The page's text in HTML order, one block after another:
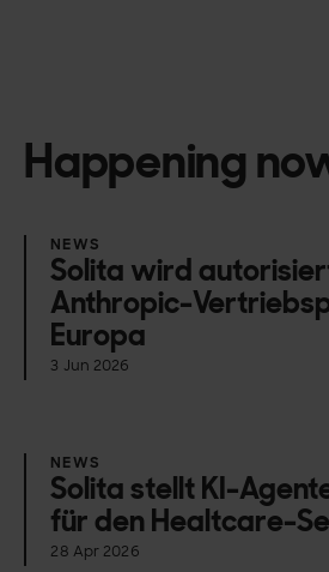
Happening
NEWS
Solita wird
Anthropic-
Europa
3 Jun 2026
NEWS
Solita stellt KI-
für den Healtcare-
28 Apr 2026